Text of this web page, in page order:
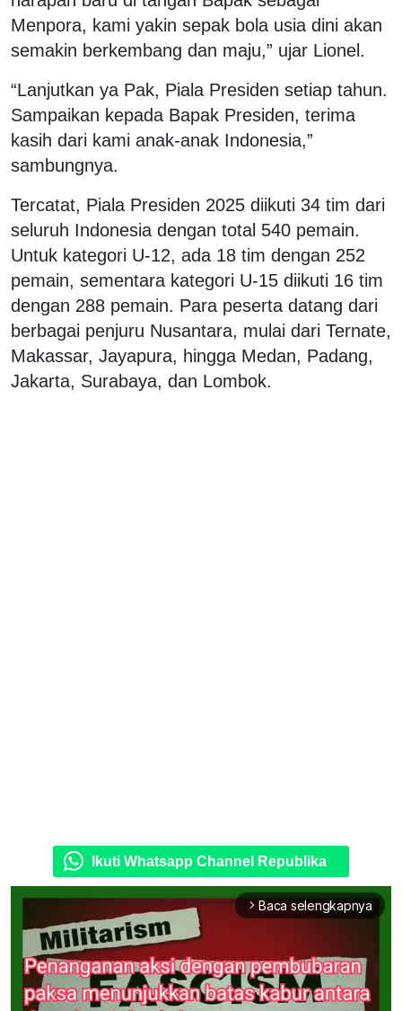
Menpora, kami yakin sepak bola usia dini akan
semakin berkembang dan maju,” ujar Lionel.
“Lanjutkan ya Pak, Piala Presiden setiap tahun.
Sampaikan kepada Bapak Presiden, terima
kasih dari kami anak-anak Indonesia,”
sambungnya.
Tercatat, Piala Presiden 2025 diikuti 34 tim dari
seluruh Indonesia dengan total 540 pemain.
Untuk kategori U-12, ada 18 tim dengan 252
pemain, sementara kategori U-15 diikuti 16 tim
dengan 288 pemain. Para peserta datang dari
berbagai penjuru Nusantara, mulai dari Ternate,
Makassar, Jayapura, hingga Medan, Padang,
Jakarta, Surabaya, dan Lombok.
Ikuti Whatsapp Channel Republika
arrow_forward_ios Baca selengkapnya